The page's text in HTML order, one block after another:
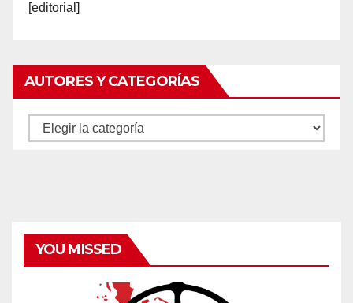
[editorial]
AUTORES Y CATEGORÍAS
Autores
YOU MISSED